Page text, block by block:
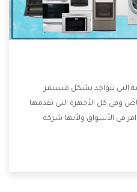
التى تتواجد بشكل مستمر
وفى كل الأجهزة التى تقدمها
فى الأسواق ولأنها شركة
التى تسهل على